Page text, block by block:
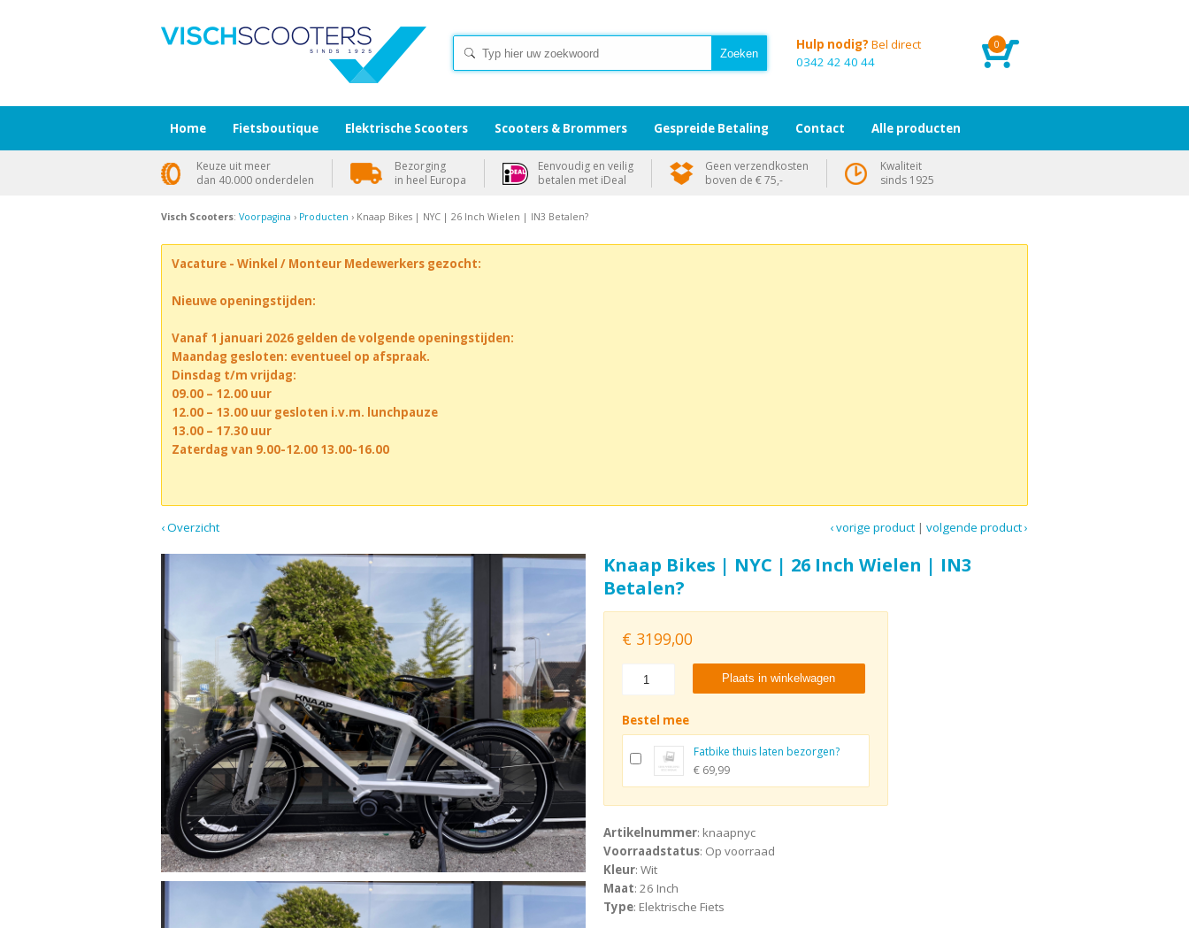
0
Hulp nodig? Bel direct
0342 42 40 44
Visch Scooters: Voorpagina › Producten › Knaap Bikes | NYC | 26 Inch Wielen | IN3 Betalen?
Vacature - Winkel / Monteur Medewerkers gezocht:
Nieuwe openingstijden:
Vanaf 1 januari 2026 gelden de volgende openingstijden:
Maandag gesloten: eventueel op afspraak.
Dinsdag t/m vrijdag:
09.00 – 12.00 uur
12.00 – 13.00 uur gesloten i.v.m. lunchpauze
13.00 – 17.30 uur
Zaterdag van 9.00-12.00 13.00-16.00
‹ Overzicht volgende product ›
|
‹ vorige product
Knaap Bikes | NYC | 26 Inch Wielen | IN3
Betalen?
€ 3199,00
Plaats in winkelwagen
Bestel mee
Fatbike thuis laten bezorgen?
€ 69,99
Artikelnummer: knaapnyc
Voorraadstatus: Op voorraad
Kleur: Wit
Maat: 26 Inch
Type: Elektrische Fiets
Home Fietsboutique Elektrische Scooters Scooters & Brommers Gespreide Betaling Contact Alle producten
Keuze uit meer
dan 40.000 onderdelen
Bezorging
in heel Europa
Eenvoudig en veilig
betalen met iDeal
Geen verzendkosten
boven de € 75,-
Kwaliteit
sinds 1925